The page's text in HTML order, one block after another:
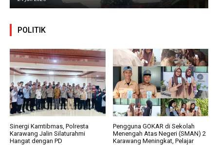
POLITIK
Sinergi Kamtibmas, Polresta
Karawang Jalin Silaturahmi
Hangat dengan PD
Pengguna GOKAR di Sekolah
Menengah Atas Negeri (SMAN) 2
Karawang Meningkat, Pelajar